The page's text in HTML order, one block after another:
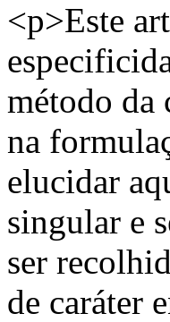
<p>Este
método da
na
elucidar
singular e
ser
de caráter